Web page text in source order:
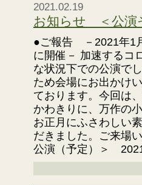
2021.02.19
お知らせ ＜公演
●ご報告 －2021年1
に開催－ 加速するコ
な状況下での公演で
ため会場にお出かけ
ております。今回は
かわきりに、万作の
お正月にふさわしい
だきました。ご来場
公演（予定）＞